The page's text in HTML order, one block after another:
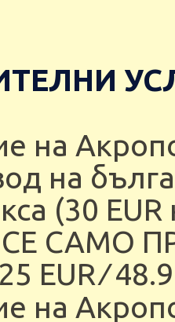
на
на
(30
САМО
EUR ∕
на